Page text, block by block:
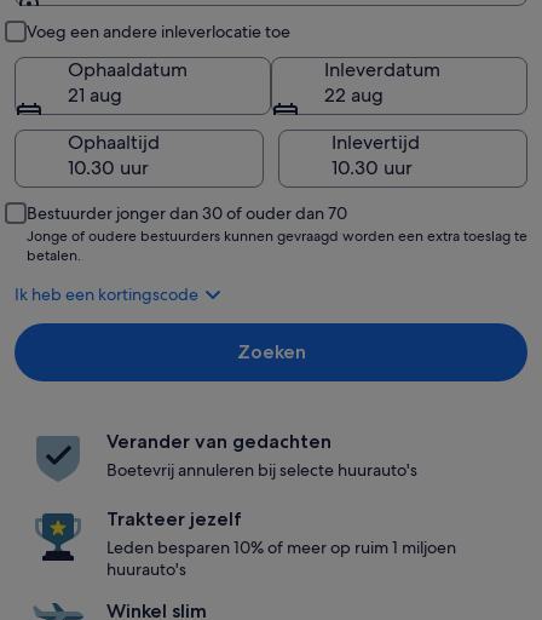
Voeg een andere inleverlocatie toe
Ophaaldatum
21 aug
Inleverdatum
22 aug
Ophaaltijd
Inlevertijd
Bestuurder jonger dan 30 of ouder dan 70
Jonge of oudere bestuurders kunnen gevraagd worden een extra toeslag te
betalen.
Ik heb een kortingscode
Zoeken
Verander van gedachten
Boetevrij annuleren bij selecte huurauto's
Trakteer jezelf
Leden besparen 10% of meer op ruim 1 miljoen
huurauto's
Winkel slim